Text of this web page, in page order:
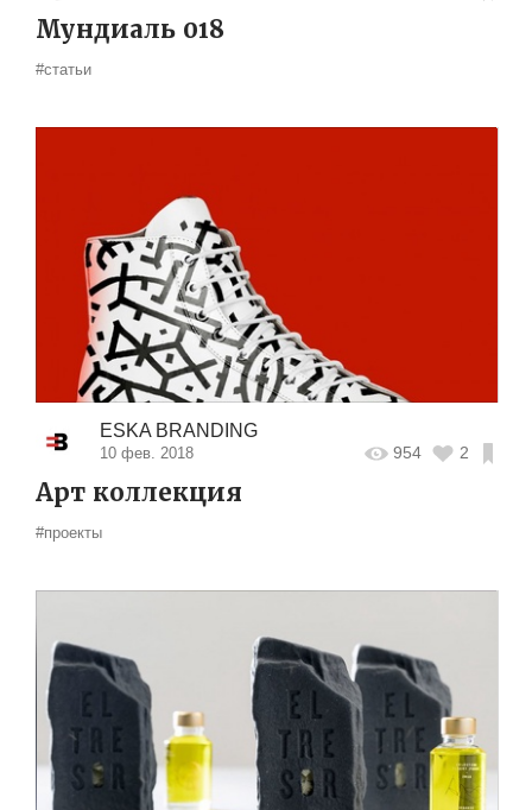
Мундиаль 018
#статьи
ESKA BRANDING
10 фев. 2018 954 2
Арт коллекция
#проекты